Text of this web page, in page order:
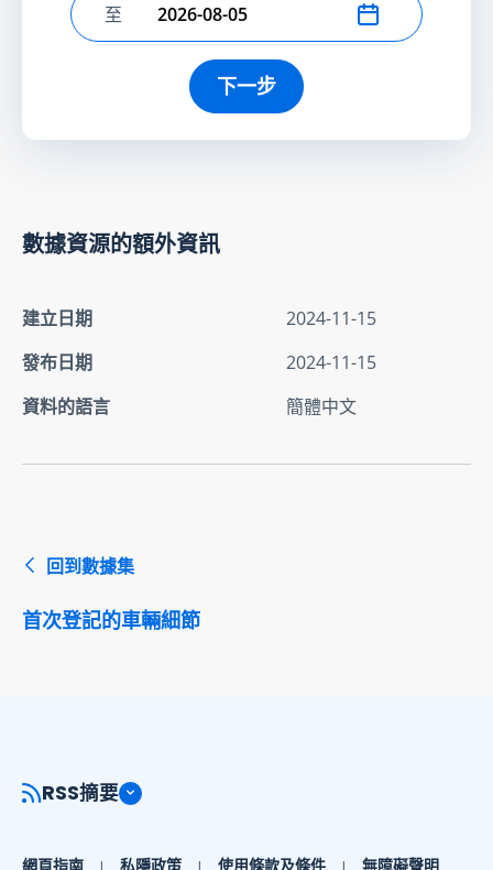
選擇結束日期
至
下一步
數據資源的額外資訊
建立日期
2024-11-15
發布日期
2024-11-15
資料的語言
簡體中文
回到數據集
首次登記的車輛細節
RSS摘要
網頁指南 私隱政策 使用條款及條件 無障礙聲明